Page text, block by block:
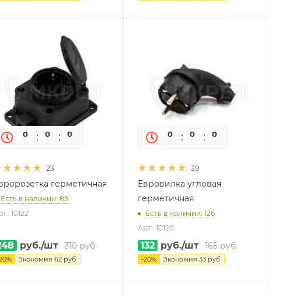
0 0 0
23
герметичная
Есть в наличии: 83
10122
руб./шт 310руб.
% Экономия 62руб.
0 0 0
39
Евровилка угловая
герметичная
Есть в наличии: 126
Арт.: 10120
132 руб./шт 165руб.
-20% Экономия 33руб.